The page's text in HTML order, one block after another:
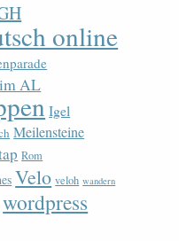
online
AL
Igel
Meilensteine
Rom
Velo veloh wandern
wordpress